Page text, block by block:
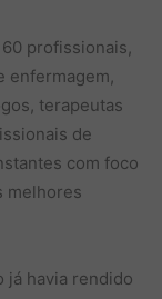
profissionais,
enfermagem,
terapeutas
de
com foco
melhores
já havia rendido